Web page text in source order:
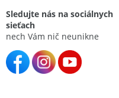
Sledujte nás na sociálnych
sieťach
nech Vám nič neunikne